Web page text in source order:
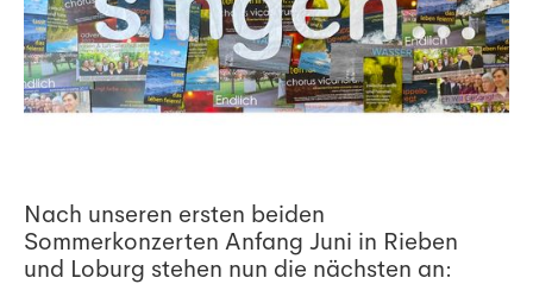
Nach unseren ersten beiden
Sommerkonzerten Anfang Juni in Rieben
und Loburg stehen nun die nächsten an: